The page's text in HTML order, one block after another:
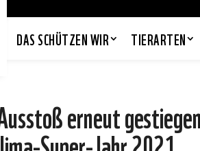
DAS SCHÜTZEN WIR TIERARTEN
erneut